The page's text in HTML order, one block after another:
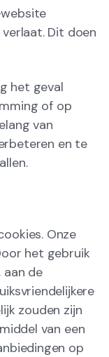
Dit doen
het geval
of op
van
en te
Onze
het gebruik
aan de
zouden zijn
van een
op